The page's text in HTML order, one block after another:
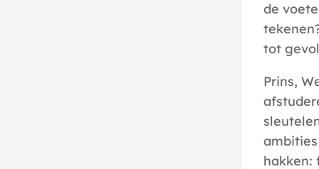
de
tot
Prins,
hakken: